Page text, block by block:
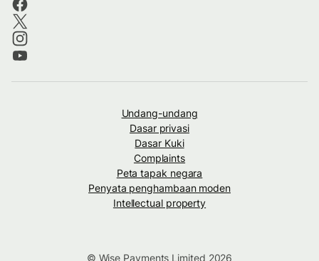
Undang-undang
Dasar privasi
Dasar Kuki
Complaints
Peta tapak negara
Penyata penghambaan moden
Intellectual property
© Wise Payments Limited 2026